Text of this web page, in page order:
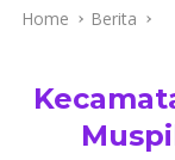
Home Berita